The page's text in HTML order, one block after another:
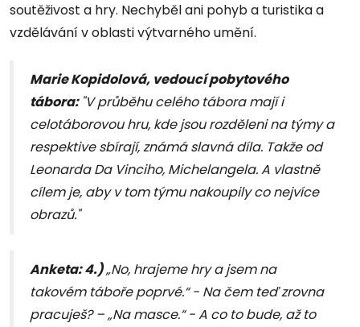
soutěživost a hry. Nechyběl ani pohyb a turistika a
vzdělávání v oblasti výtvarného umění.
Marie Kopidolová, vedoucí pobytového
tábora: "V průběhu celého tábora mají i
celotáborovou hru, kde jsou rozděleni na týmy a
respektive sbírají, známá slavná díla. Takže od
Leonarda Da Vinciho, Michelangela. A vlastně
cílem je, aby v tom týmu nakoupily co nejvíce
obrazů."
Anketa: 4.)„No, hrajeme hry a jsem na
takovém táboře poprvé.“ - Na čem teď zrovna
pracuješ? – „Na masce.“ - A co to bude, až to